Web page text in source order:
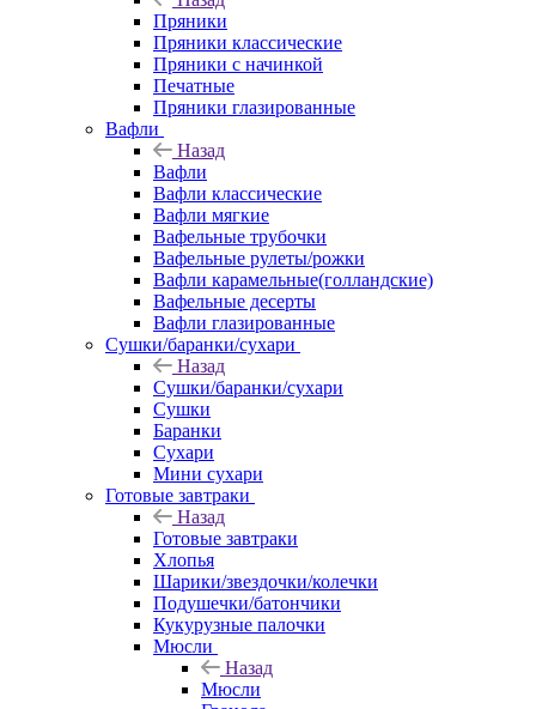
Пряники
Пряники классические
Пряники с начинкой
Печатные
Пряники глазированные
Вафли
Назад
Вафли
Вафли классические
Вафли мягкие
Вафельные трубочки
Вафельные рулеты/рожки
Вафли карамельные(голландские)
Вафельные десерты
Вафли глазированные
Сушки/баранки/сухари
Назад
Сушки/баранки/сухари
Сушки
Баранки
Сухари
Мини сухари
Готовые завтраки
Назад
Готовые завтраки
Хлопья
Шарики/звездочки/колечки
Подушечки/батончики
Кукурузные палочки
Мюсли
Назад
Мюсли